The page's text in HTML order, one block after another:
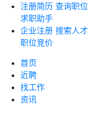
注册简历 查询职位
求职助手
企业注册 搜索人才
职位竞价
首页
近聘
找工作
资讯